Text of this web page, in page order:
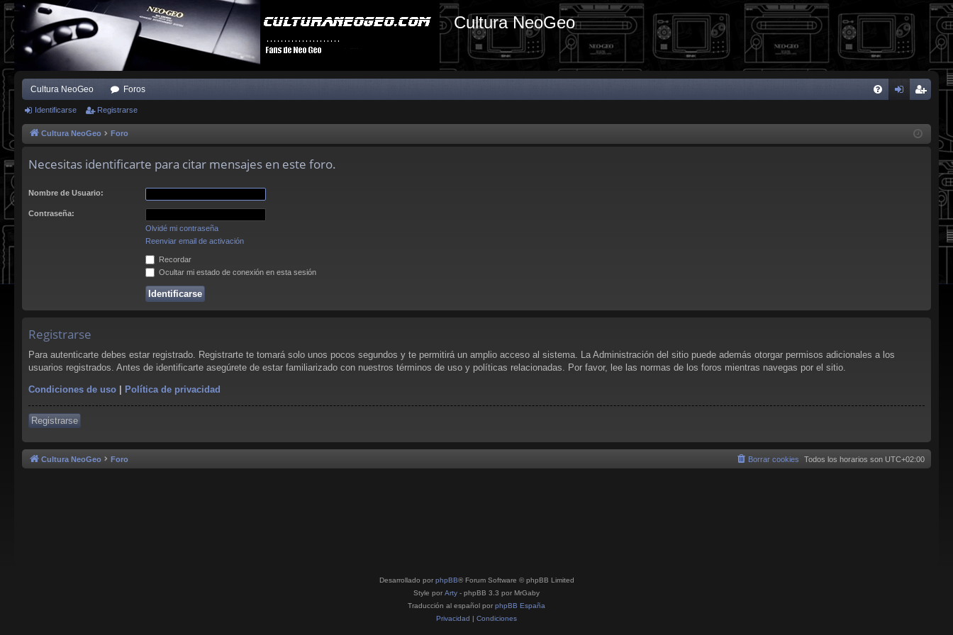
Cultura NeoGeo
Cultura NeoGeo Foros
ist
Identificarse Registrarse
Cultura NeoGeo Foro
Necesitas identificarte para citar mensajes en este foro.
Nombre de Usuario:
Contraseña:
Olvidé mi contraseña
Reenviar email de activación
Recordar
Ocultar mi estado de conexión en esta sesión
Registrarse
Para autenticarte debes estar registrado. Registrarte te tomará solo unos pocos segundos y te permitirá un amplio acceso al sistema. La Administración del sitio puede además otorgar permisos adicionales a los
usuarios registrados. Antes de identificarte asegúrete de estar familiarizado con nuestros términos de uso y políticas relacionadas. Por favor, lee las normas de los foros mientras navegas por el sitio.
Condiciones de uso | Política de privacidad
Registrarse
Cultura NeoGeo Foro Todos los horarios son UTC+02:00
Borrar cookies
Desarrollado por phpBB® Forum Software © phpBB Limited
Style por Arty - phpBB 3.3 por MrGaby
Traducción al español por phpBB España
Privacidad | Condiciones